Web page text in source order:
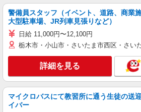
警備員スタッフ（イベント、道路、商業施
大型駐車場、JR列車見張りなど）
日給 11,000円〜12,100円
栃木市・小山市・さいたま市西区・さい
詳細を見る
マイクロバスにて教習所に通う生徒の送
イバー